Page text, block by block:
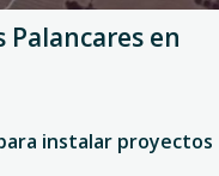
en
instalar proyectos